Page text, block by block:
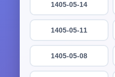
1405-05-14
1405-05-11
1405-05-08